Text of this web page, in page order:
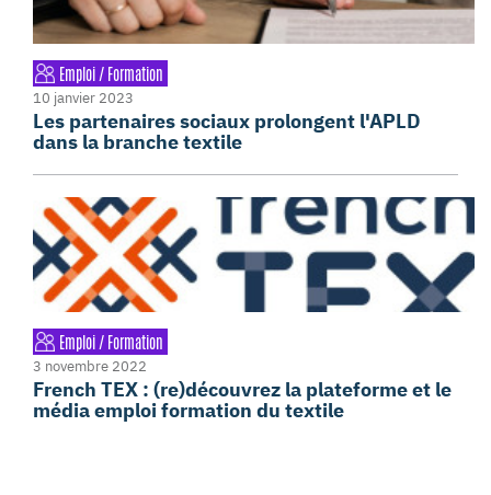
Emploi / Formation
10 janvier 2023
Les partenaires sociaux prolongent l'APLD
dans la branche textile
Emploi / Formation
3 novembre 2022
French TEX : (re)découvrez la plateforme et le
média emploi formation du textile